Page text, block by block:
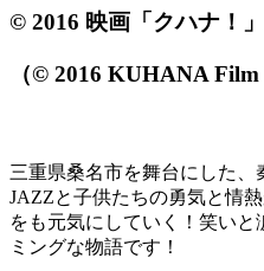
© 2016 映画「クハナ！
（© 2016 KUHANA Film
三重県桑名市を舞台にした、
JAZZと子供たちの勇気と情
をも元気にしていく！笑い
ミングな物語です！